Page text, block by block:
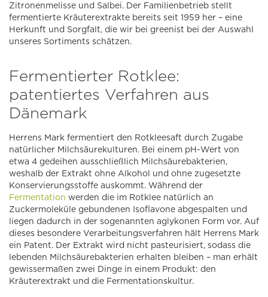
Zitronenmelisse und Salbei. Der Familienbetrieb stellt
fermentierte Kräuterextrakte bereits seit 1959 her – eine
Herkunft und Sorgfalt, die wir bei greenist bei der Auswahl
unseres Sortiments schätzen.
Fermentierter Rotklee:
patentiertes Verfahren aus
Dänemark
Herrens Mark fermentiert den Rotkleesaft durch Zugabe
natürlicher Milchsäurekulturen. Bei einem pH-Wert von
etwa 4 gedeihen ausschließlich Milchsäurebakterien,
weshalb der Extrakt ohne Alkohol und ohne zugesetzte
Konservierungsstoffe auskommt. Während der
Fermentation werden die im Rotklee natürlich an
Zuckermoleküle gebundenen Isoflavone abgespalten und
liegen dadurch in der sogenannten aglykonen Form vor. Auf
dieses besondere Verarbeitungsverfahren hält Herrens Mark
ein Patent. Der Extrakt wird nicht pasteurisiert, sodass die
lebenden Milchsäurebakterien erhalten bleiben – man erhält
gewissermaßen zwei Dinge in einem Produkt: den
Kräuterextrakt und die Fermentationskultur.